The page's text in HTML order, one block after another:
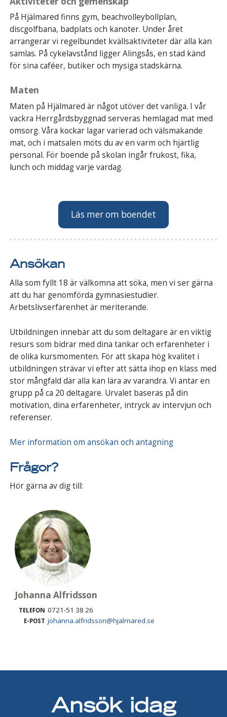
På Hjälmared finns gym, beachvolleybollplan,
discgolfbana, badplats och kanoter. Under året
arrangerar vi regelbundet kvällsaktiviteter där alla kan
samlas. På cykelavstånd ligger Alingsås, en stad känd
för sina caféer, butiker och mysiga stadskärna.
Maten
Maten på Hjälmared är något utöver det vanliga. I vår
vackra Herrgårdsbyggnad serveras hemlagad mat med
omsorg. Våra kockar lagar varierad och välsmakande
mat, och i matsalen möts du av en varm och hjärtlig
personal. För boende på skolan ingår frukost, fika,
lunch och middag varje vardag.
Läs mer om boendet
Ansökan
Alla som fyllt 18 är välkomna att söka, men vi ser gärna
att du har genomförda gymnasiestudier.
Arbetslivserfarenhet är meriterande.
Utbildningen innebär att du som deltagare är en viktig
resurs som bidrar med dina tankar och erfarenheter i
de olika kursmomenten. För att skapa hög kvalitet i
utbildningen strävar vi efter att sätta ihop en klass med
stor mångfald där alla kan lära av varandra. Vi antar en
grupp på ca 20 deltagare. Urvalet baseras på din
motivation, dina erfarenheter, intryck av intervjun och
referenser.
Mer information om ansökan och antagning
Frågor?
Hör gärna av dig till:
Johanna Alfridsson
TELEFON 0721-51 38 26
E-POST johanna.alfridsson@hjalmared.se
Ansök idag